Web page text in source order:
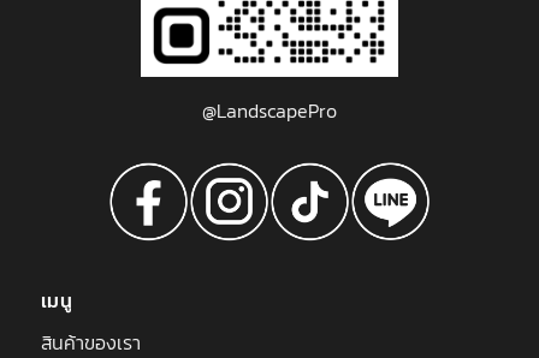
@LandscapePro
เมนู
สินค้าของเรา